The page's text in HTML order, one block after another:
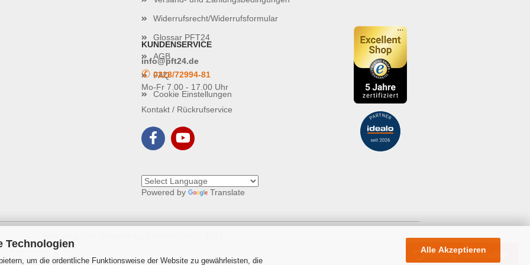
Technologien
um die ordentliche Funktionsweise der Website zu gewährleisten, die
Alle Akzeptieren
Vertrag widerrufen
Widerrufsrecht/Widerrufsformular
Glossar PFT24
AGB
FAQ
Cookie Einstellungen
KUNDENSERVICE
info@pft24.de
✆ 0228/72994-81
Mo-Fr 7.00 - 17.00 Uhr
Kontakt / Rückrufservice
Powered by Translate